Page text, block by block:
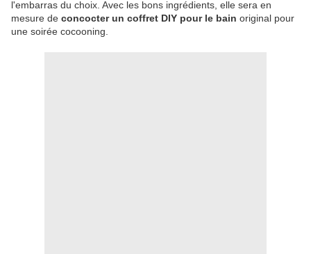
l'embarras du choix. Avec les bons ingrédients, elle sera en
mesure de concocter un coffret DIY pour le bain original pour
une soirée cocooning.